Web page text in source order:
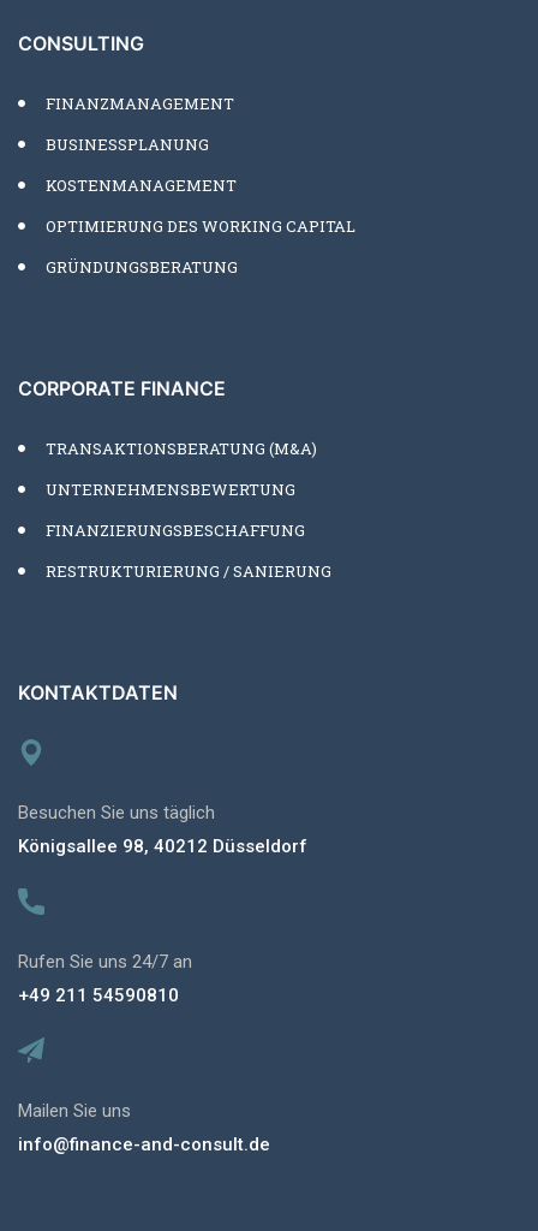
CONSULTING
FINANZMANAGEMENT
BUSINESSPLANUNG
KOSTENMANAGEMENT
OPTIMIERUNG DES WORKING CAPITAL
GRÜNDUNGSBERATUNG
CORPORATE FINANCE
TRANSAKTIONSBERATUNG (M&A)
UNTERNEHMENSBEWERTUNG
FINANZIERUNGSBESCHAFFUNG
RESTRUKTURIERUNG / SANIERUNG
KONTAKTDATEN
Besuchen Sie uns täglich
Königsallee 98, 40212 Düsseldorf
Rufen Sie uns 24/7 an
+49 211 54590810
Mailen Sie uns
info@finance-and-consult.de